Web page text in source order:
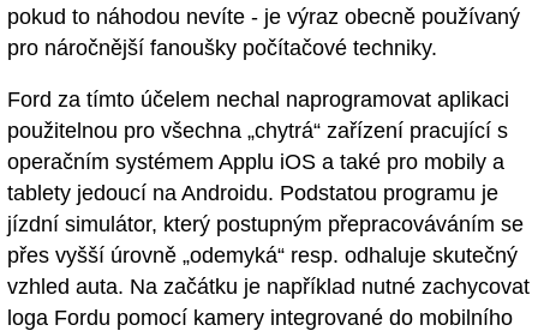
pokud to náhodou nevíte - je výraz obecně používaný
pro náročnější fanoušky počítačové techniky.
Ford za tímto účelem nechal naprogramovat aplikaci
použitelnou pro všechna „chytrá“ zařízení pracující s
operačním systémem Applu iOS a také pro mobily a
tablety jedoucí na Androidu. Podstatou programu je
jízdní simulátor, který postupným přepracováváním se
přes vyšší úrovně „odemyká“ resp. odhaluje skutečný
vzhled auta. Na začátku je například nutné zachycovat
loga Fordu pomocí kamery integrované do mobilního